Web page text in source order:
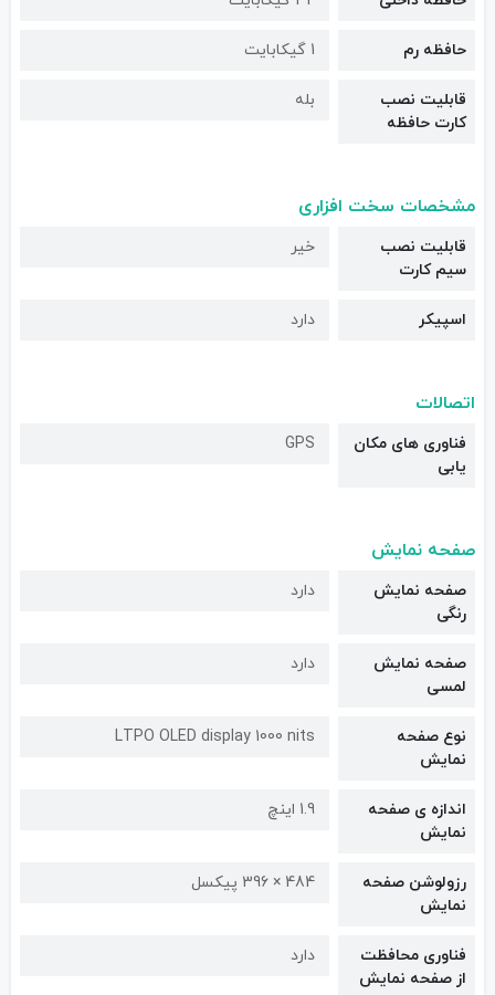
حافظه رم 1 گیکابایت
قابلیت نصب
کارت حافظه
بله
مشخصات سخت افزاری
قابلیت نصب
سیم کارت
خیر
اسپیکر دارد
اتصالات
فناوری های مکان
یابی
GPS
صفحه نمایش
صفحه نمایش
رنگی
دارد
صفحه نمایش
لمسی
دارد
نوع صفحه
نمایش
LTPO OLED display 1000 nits
اندازه ی صفحه
نمایش
1.9 اینچ
رزولوشن صفحه
نمایش
484 × 396 پیکسل
فناوری محافظت
از صفحه نمایش
دارد